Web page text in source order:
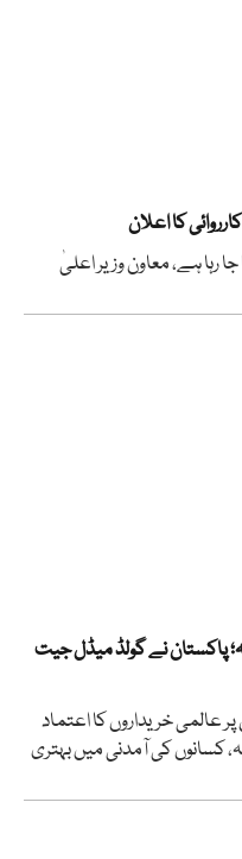
کا اعلان
رہا ہے، معاون وزیر اعلیٰ
پاکستان نے گولڈ میڈل جیت
عالمی خریداروں کا اعتماد
کسانوں کی آمدنی میں بہتری